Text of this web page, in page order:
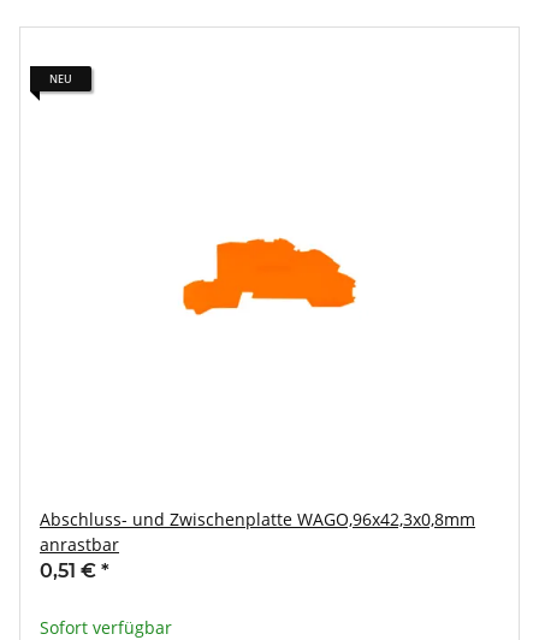
NEU
Abschluss- und Zwischenplatte WAGO,96x42,3x0,8mm
anrastbar
0,51 € *
Sofort verfügbar